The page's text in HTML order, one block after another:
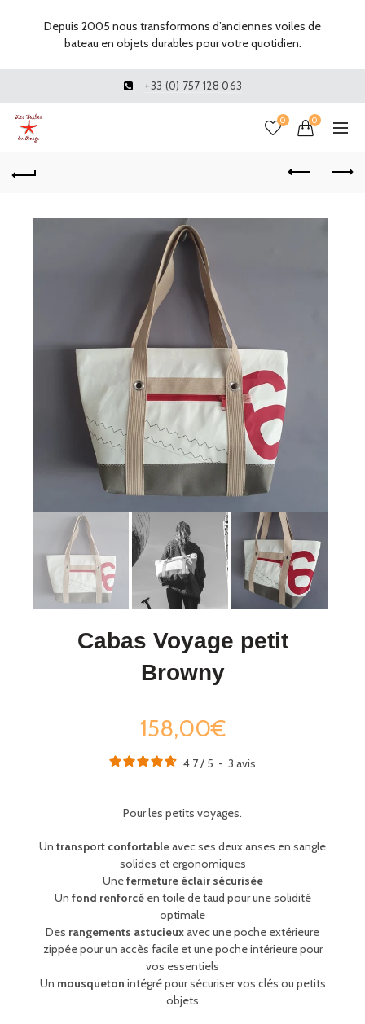
+33 (0) 757 128 063
0 0
Cabas Voyage petit
Browny
158,00€
4.7/ 5 - 3 avis
Pour les petits voyages.
Un transport confortableavec ses deux anses en sangle
solides et ergonomiques
Unefermeture éclair sécurisée
Un fond renforcéen toile de taud pour une solidité
optimale
Des rangements astucieuxavec une poche extérieure
zippée pour un accès facile et une poche intérieure pour
vos essentiels
Un mousqueton intégré pour sécuriser vos clés ou petits
objets
Depuis 2005 nous transformons d’anciennes voiles de
bateau en objets durables pour votre quotidien.